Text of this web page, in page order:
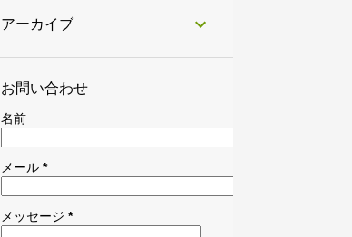
きたもと森林セラピー
サステナビリティ しなの町
シャバーサナ
ソルフェジオ
パーパス バイオフィリア
アーカイブ
お問い合わせ
名前
メール *
メッセージ *